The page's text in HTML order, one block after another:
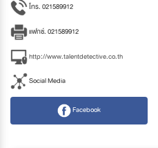
โทร. 021589912
แฟกซ์. 021589912
http://www.talentdetective.co.th
Social Media
Facebook